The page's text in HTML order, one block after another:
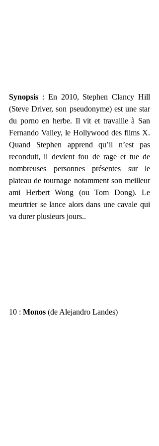
Synopsis : En 2010, Stephen Clancy Hill
(Steve Driver, son pseudonyme) est une star
du porno en herbe. Il vit et travaille à San
Fernando Valley, le Hollywood des films X.
Quand Stephen apprend qu’il n’est pas
reconduit, il devient fou de rage et tue de
nombreuses personnes présentes sur le
plateau de tournage notamment son meilleur
ami Herbert Wong (ou Tom Dong). Le
meurtrier se lance alors dans une cavale qui
va durer plusieurs jours..
10 : Monos (de Alejandro Landes)